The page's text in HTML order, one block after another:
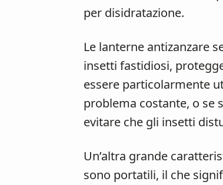
per disidratazione.
Le lanterne antizanzare
insetti fastidiosi,
essere particolarmente
problema costante, o se
evitare che gli insetti
Un’altra grande
sono portatili, il che